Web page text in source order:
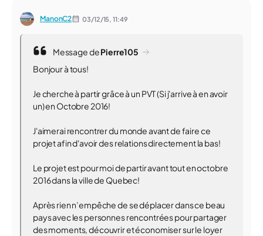
ManonC2 03/12/15,11:49
Message dePierre105
Bonjour à tous!
Je cherche à partir grâce à un PVT (Si j'arrive à en avoir
un) en Octobre 2016!
J'aimerai rencontrer du monde avant de faire ce
projet afin d'avoir des relations directement la bas!
Le projet est pour moi de partir avant tout en octobre
2016 dans la ville de Quebec!
Après rien n’empêche de se déplacer dans ce beau
pays avec les personnes rencontrées pour partager
des moments, découvrir et économiser sur le loyer